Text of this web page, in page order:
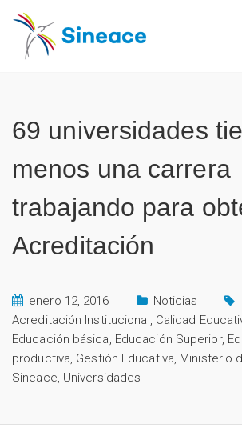
69 universidades
menos una carrera
trabajando para
Acreditación
enero 12, 2016 Noticias
Acreditación Institucional, Calidad
Educación básica, Educación Superior,
productiva, Gestión Educativa, Ministerio
Sineace, Universidades